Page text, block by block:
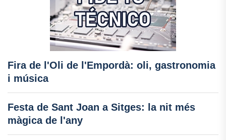
Fira de l'Oli de l'Empordà: oli, gastronomia
i música
Festa de Sant Joan a Sitges: la nit més
màgica de l'any